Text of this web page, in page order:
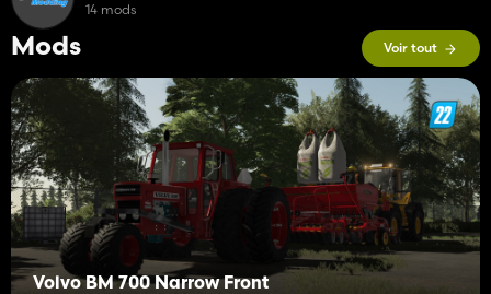
Mods Voir tout
Volvo BM 700 Narrow Front
14 mods